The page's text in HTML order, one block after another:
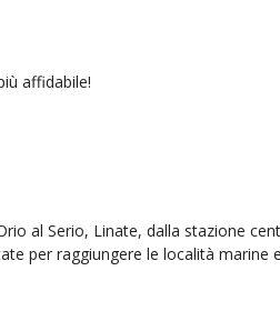
affidabile!
al Serio, Linate, dalla stazione
per raggiungere le località marine